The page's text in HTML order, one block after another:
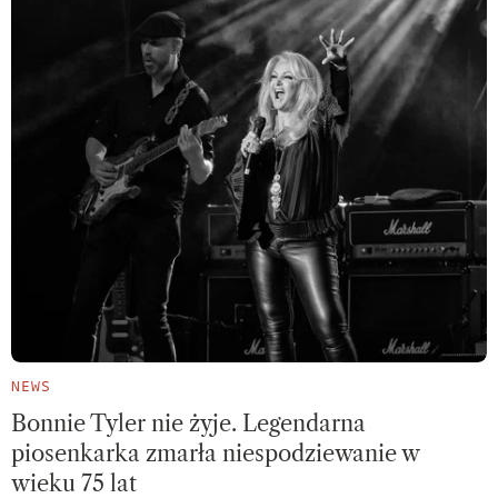
NEWS
Bonnie Tyler nie żyje. Legendarna
piosenkarka zmarła niespodziewanie w
wieku 75 lat